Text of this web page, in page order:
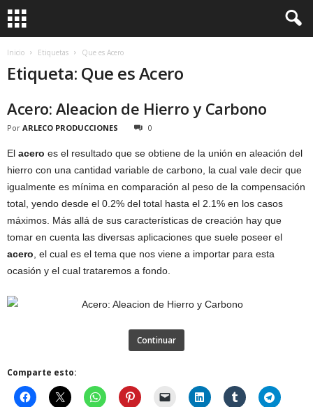
Inicio Etiquetas Que es Acero
Etiqueta: Que es Acero
Acero: Aleacion de Hierro y Carbono
Por ARLECO PRODUCCIONES 0
El acero es el resultado que se obtiene de la unión en aleación del
hierro con una cantidad variable de carbono, la cual vale decir que
igualmente es mínima en comparación al peso de la compensación
total, yendo desde el 0.2% del total hasta el 2.1% en los casos
máximos. Más allá de sus características de creación hay que
tomar en cuenta las diversas aplicaciones que suele poseer el
acero , el cual es el tema que nos viene a importar para esta
ocasión y el cual trataremos a fondo.
Continuar
Comparte esto: